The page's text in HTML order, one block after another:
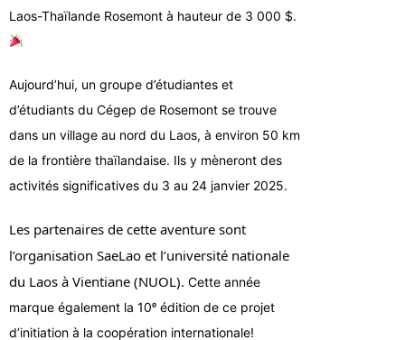
Laos-Thaïlande Rosemont à hauteur de 3 000 $.
Aujourd’hui, un groupe d’étudiantes et
d’étudiants du Cégep de Rosemont se trouve
dans un village au nord du Laos, à environ 50 km
de la frontière thaïlandaise. Ils y mèneront des
activités significatives du 3 au 24 janvier 2025.
Les partenaires de cette aventure sont
l’organisation SaeLao et l’université nationale
du Laos à Vientiane (NUOL). Cette année
marque également la 10ᵉ édition de ce projet
d’initiation à la coopération internationale!